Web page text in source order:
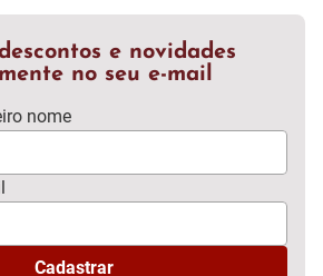
e novidades
no seu e-mail